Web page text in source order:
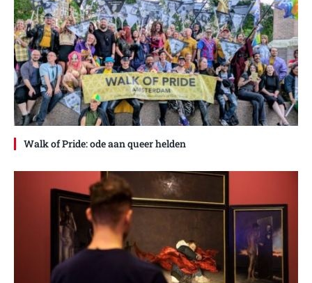
Walk of Pride: ode aan queer helden